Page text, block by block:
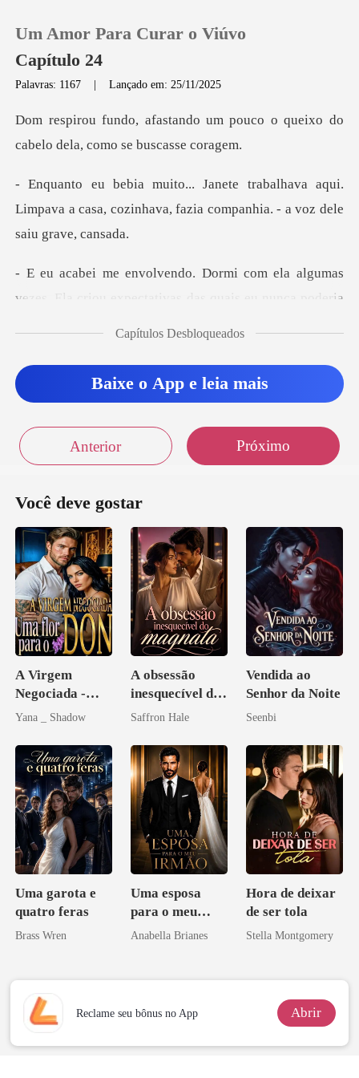
0
Histórico
Um Amor Para Curar o Viúvo
Capítulo 24
Palavras: 1167 |Lançado em: 25/11/2025
um pouco o queixo do
cabelo
ava aqui.
Limpava a casa, cozinhava, fazia
la algumas
vezes. Ela criou expectativas
a
Capítulos Desbloqueados
Baixe o App e leia mais
Anterior Próximo
Você deve gostar
A Virgem
Negociada -
Uma flor para o
Yana _ Shadow
A obsessão
inesquecível do
magnata
Saffron Hale
Vendida ao
Senhor da Noite
Seenbi
Uma garota e
quatro feras
Brass Wren
Uma esposa
para o meu
irmão
Anabella Brianes
Hora de deixar
de ser tola
Stella Montgomery
Reclame seu bônus no App Abrir